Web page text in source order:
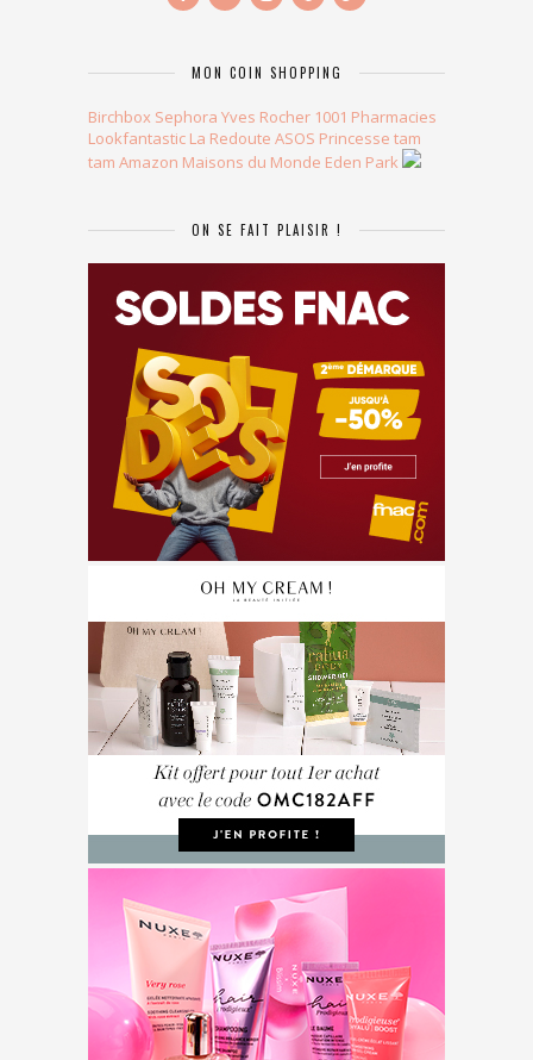
MON COIN SHOPPING
Birchbox Sephora Yves Rocher 1001 Pharmacies
Lookfantastic La Redoute ASOS Princesse tam
tam Amazon Maisons du Monde Eden Park
ON SE FAIT PLAISIR !